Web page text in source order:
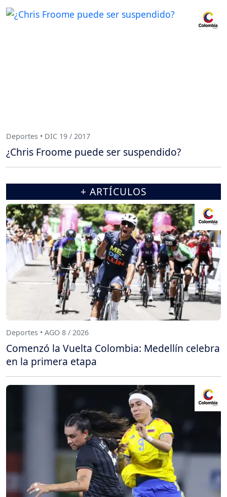
Deportes • DIC 19 / 2017
¿Chris Froome puede ser suspendido?
+ ARTÍCULOS
Deportes • AGO 8 / 2026
Comenzó la Vuelta Colombia: Medellín celebra
en la primera etapa